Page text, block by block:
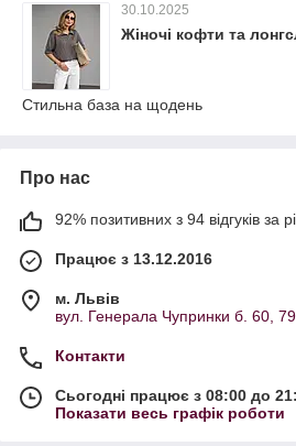
30.10.2025
Жіночі кофти та
Стильна база на щодень
Про нас
92% позитивних з 94 відгуків за
Працює з 13.12.2016
м. Львів
вул. Генерала Чупринки б. 60,
Контакти
Сьогодні працює з 08:00 до
Показати весь графік роботи